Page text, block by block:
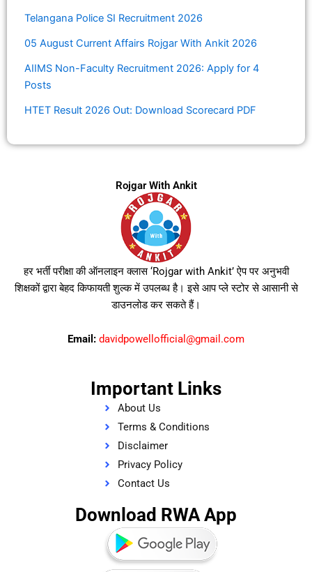
Telangana Police SI Recruitment 2026
05 August Current Affairs Rojgar With Ankit 2026
AIIMS Non-Faculty Recruitment 2026: Apply for 4
Posts
HTET Result 2026 Out: Download Scorecard PDF
Rojgar With Ankit
हर भर्ती परीक्षा की ऑनलाइन क्लास ‘Rojgar with Ankit’ ऐप पर अनुभवी
शिक्षकों द्वारा बेहद किफायती शुल्क में उपलब्ध है। इसे आप प्ले स्टोर से आसानी से
डाउनलोड कर सकते हैं।
Email: davidpowellofficial@gmail.com
Important Links
About Us
Terms & Conditions
Disclaimer
Privacy Policy
Contact Us
Download RWA App